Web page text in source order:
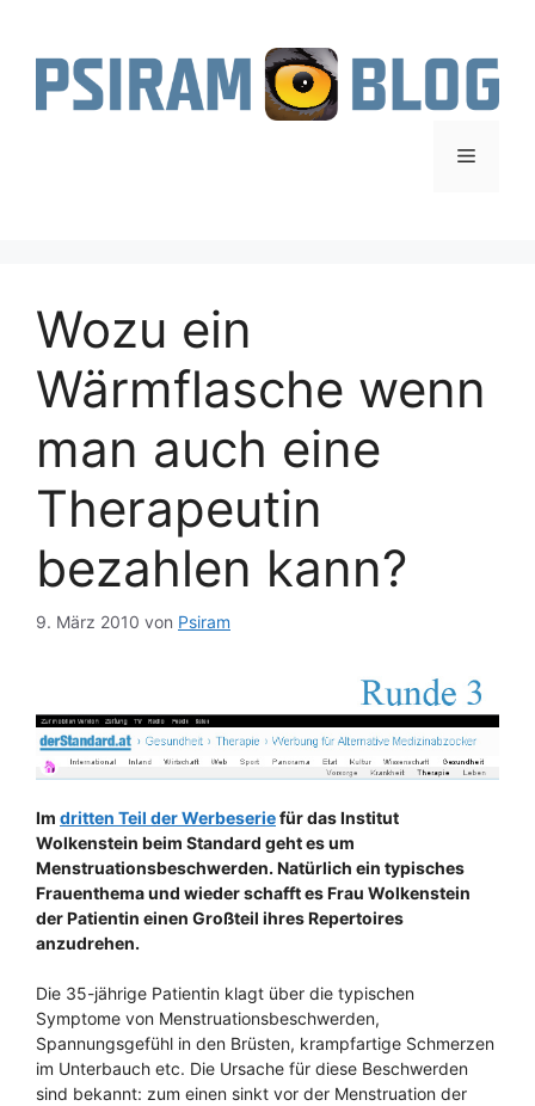
springen
Menü
Wozu ein
Wärmflasche wenn
man auch eine
Therapeutin
bezahlen kann?
9. März 2010 von Psiram
Im dritten Teil der Werbeseriefür das Institut
Wolkenstein beim Standard geht es um
Menstruationsbeschwerden. Natürlich ein typisches
Frauenthema und wieder schafft es Frau Wolkenstein
der Patientin einen Großteil ihres Repertoires
anzudrehen.
Die 35-jährige Patientin klagt über die typischen
Symptome von Menstruationsbeschwerden,
Spannungsgefühl in den Brüsten, krampfartige Schmerzen
im Unterbauch etc. Die Ursache für diese Beschwerden
sind bekannt: zum einen sinkt vor der Menstruation der